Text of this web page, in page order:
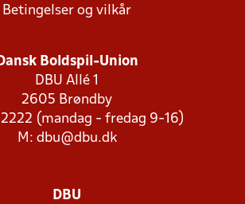
Betingelser og vilkår
Dansk Boldspil-Union
DBU Allé 1
2605 Brøndby
2222 (mandag - fredag 9-16)
M: dbu@dbu.dk
DBU